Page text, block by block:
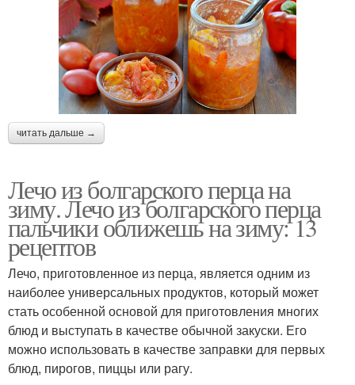
читать дальше →
Лечо из болгарского перца на
зиму. Лечо из болгарского перца
пальчики оближешь на зиму: 13
рецептов
Лечо, приготовленное из перца, является одним из
наиболее универсальных продуктов, который может
стать особенной основой для приготовления многих
блюд и выступать в качестве обычной закуски. Его
можно использовать в качестве заправки для первых
блюд, пирогов, пиццы или рагу.